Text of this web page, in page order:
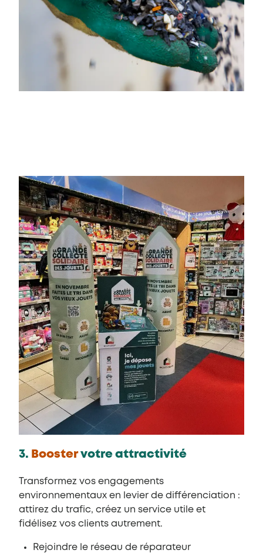
3. Boostervotre attractivité
Transformez vos engagements
environnementaux en levier de différenciation :
attirez du trafic, créez un service utile et
fidélisez vos clients autrement.
Rejoindre le réseau de réparateur